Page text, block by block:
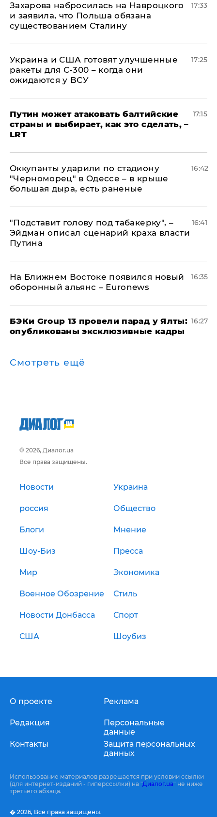
​Захарова набросилась на Навроцкого
и заявила, что Польша обязана
существованием Сталину
17:33
Украина и США готовят улучшенные
ракеты для С-300 – когда они
ожидаются у ВСУ
17:25
Путин может атаковать балтийские
страны и выбирает, как это сделать, –
LRT
17:15
Оккупанты ударили по стадиону
"Черноморец" в Одессе – в крыше
большая дыра, есть раненые
16:42
​"Подставит голову под табакерку", –
Эйдман описал сценарий краха власти
Путина
16:41
На Ближнем Востоке появился новый
оборонный альянс – Euronews
16:35
​БЭКи Group 13 провели парад у Ялты:
опубликованы эксклюзивные кадры
16:27
Смотреть ещё
© 2026, Диалог.ua
Все права защищены.
Новости Украина
россия Общество
Блоги Мнение
Шоу-Биз Пресса
Мир Экономика
Военное Обозрение Стиль
Новости Донбасса Спорт
США Шоубиз
О проекте
Редакция
Контакты
Реклама
Персональные
данные
Защита персональных
данных
Использование материалов разрешается при условии ссылки
(для интернет-изданий - гиперссылки) на "Диалог.ua" не ниже
третьего абзаца.
� 2026, Все права защищены.